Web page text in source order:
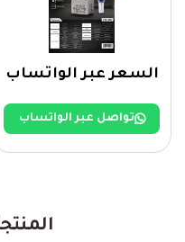
السعر عبر الواتساب
تواصل عبر الواتساب